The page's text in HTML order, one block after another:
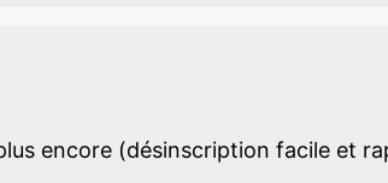
encore (désinscription facile et